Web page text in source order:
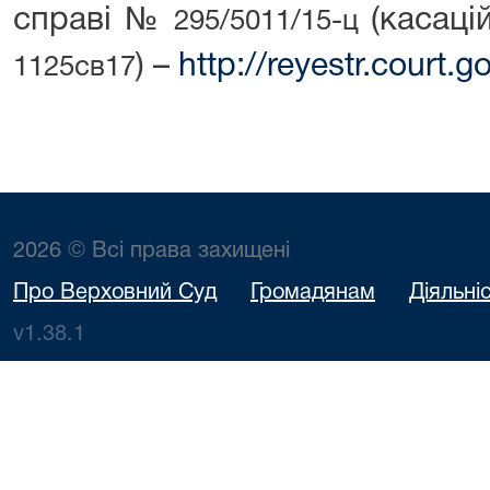
справі № 295/5011/15-ц
1125св17) – http://
2026 © Всі права захищені
Про Верховний Суд Громадянам
v1.38.1